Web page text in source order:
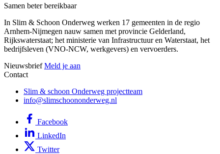
Samen beter bereikbaar
In Slim & Schoon Onderweg werken 17 gemeenten in de regio
Arnhem-Nijmegen nauw samen met provincie Gelderland,
Rijkswaterstaat; het ministerie van Infrastructuur en Waterstaat, het
bedrijfsleven (VNO-NCW, werkgevers) en vervoerders.
Nieuwsbrief Meld je aan
Contact
Slim & schoon Onderweg projectteam
info@slimschoononderweg.nl
Facebook
LinkedIn
Twitter